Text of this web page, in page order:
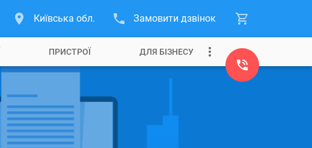
Київська обл. Замовити дзвінок
ПРИСТРОЇ ДЛЯ БІЗНЕСУ